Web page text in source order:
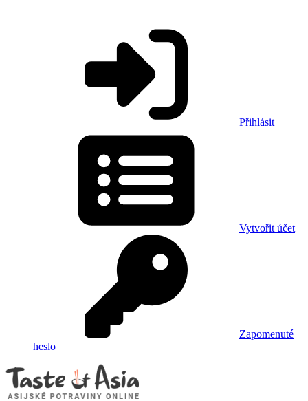
Přihlásit
Vytvořit účet
Zapomenuté
heslo